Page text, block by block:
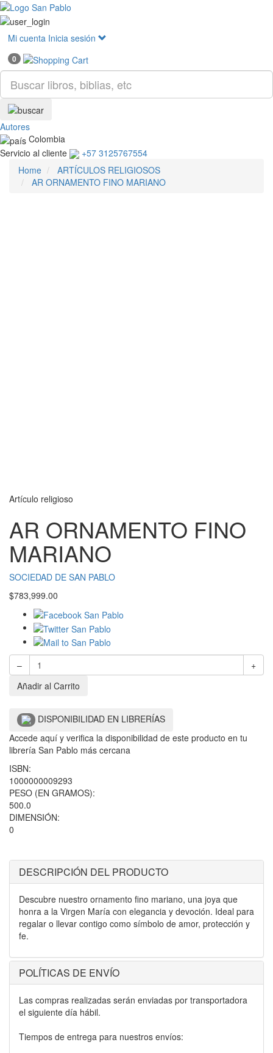
Mi cuenta Inicia sesión
0
Autores
Colombia
Servicio al cliente
+57 3125767554
Home
ARTÍCULOS RELIGIOSOS
AR ORNAMENTO FINO MARIANO
Artículo religioso
AR ORNAMENTO FINO
MARIANO
SOCIEDAD DE SAN PABLO
$783,999.00
–
+
Añadir al Carrito
DISPONIBILIDAD EN LIBRERÍAS
Accede aquí y verifica la disponibilidad de este producto en tu
librería San Pablo más cercana
ISBN:
1000000009293
PESO (EN GRAMOS):
500.0
DIMENSIÓN:
0
DESCRIPCIÓN DEL PRODUCTO
Descubre nuestro ornamento fino mariano, una joya que
honra a la Virgen María con elegancia y devoción. Ideal para
regalar o llevar contigo como símbolo de amor, protección y
fe.
POLÍTICAS DE ENVÍO
Las compras realizadas serán enviadas por transportadora
el siguiente día hábil.
Tiempos de entrega para nuestros envíos: